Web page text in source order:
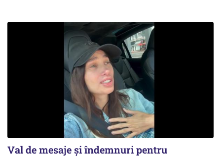
Val de mesaje și îndemnuri pentru